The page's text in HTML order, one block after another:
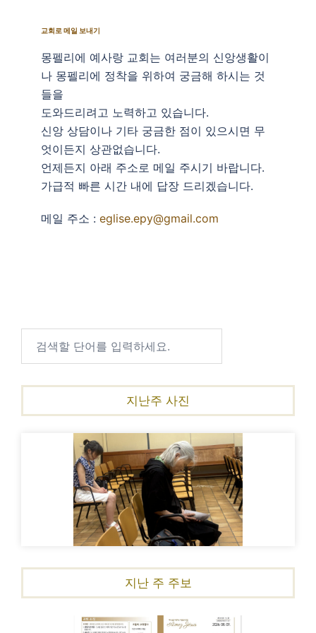
교회로 메일 보내기
몽펠리에 예사랑 교회는 여러분의 신앙생활이
나 몽펠리에 정착을 위하여 궁금해 하시는 것
들을
도와드리려고 노력하고 있습니다.
신앙 상담이나 기타 궁금한 점이 있으시면 무
엇이든지 상관없습니다.
언제든지 아래 주소로 메일 주시기 바랍니다.
가급적 빠른 시간 내에 답장 드리겠습니다.
메일 주소 : eglise.epy@gmail.com
지난주 사진
지난 주 주보